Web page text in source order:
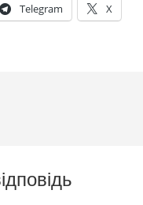
Telegram X